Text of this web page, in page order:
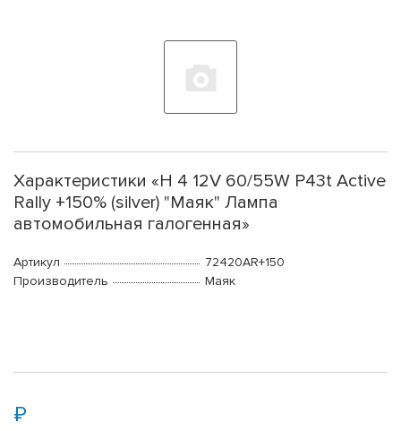
Характеристики «Н 4 12V 60/55W P43t Active
Rally +150% (silver) "Маяк" Лампа
автомобильная галогенная»
Артикул
72420AR+150
Производитель
Маяк